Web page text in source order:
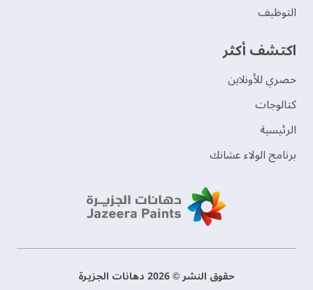
التوظيف
اكتشف أكثر
حصري للأونلاين
‫كتالوجات‬
الرئيسية
برنامج الولاء عشانك
حقوق النشر © 2026 دهانات الجزيرة